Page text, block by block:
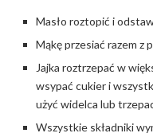
Masło roztopić i
Mąkę przesiać razem z
Jajka roztrzepać w
wsypać cukier i
użyć widelca lub
Wszystkie składniki